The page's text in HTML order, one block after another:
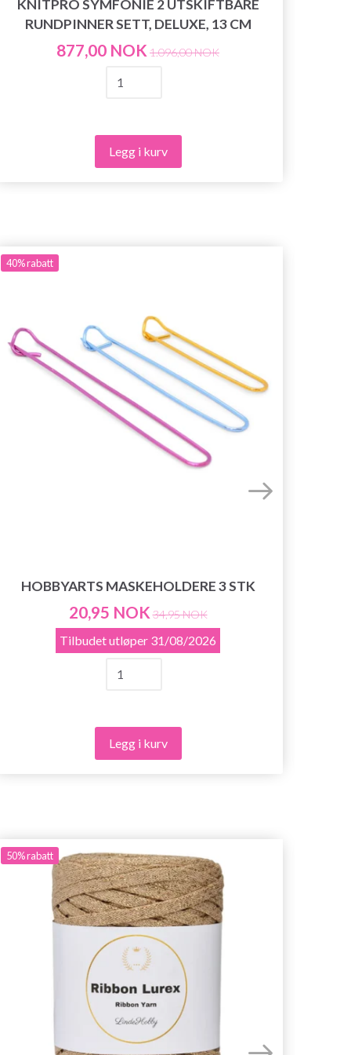
KNITPRO SYMFONIE 2 UTSKIFTBARE
RUNDPINNER SETT, DELUXE, 13 CM
877,00 NOK 1.096,00 NOK
Legg i kurv
40%rabatt
HOBBYARTS MASKEHOLDERE 3 STK
20,95 NOK 34,95 NOK
Tilbudet utløper 31/08/2026
Legg i kurv
50%rabatt